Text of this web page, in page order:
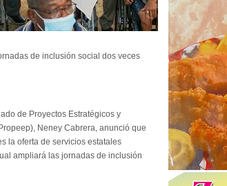
de inclusión social dos veces
de Proyectos Estratégicos y
Neney Cabrera, anunció que
la oferta de servicios estatales
ampliará las jornadas de inclusión